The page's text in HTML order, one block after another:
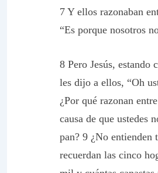
7 Y ellos razonaban
“Es porque nosotros
8 Pero Jesús, estando
les dijo a ellos, “Oh
¿Por qué razonan
causa de que ustedes
pan? 9 ¿No entienden
recuerdan las cinco